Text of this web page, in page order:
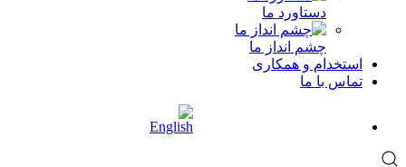
دستاورد ما
چشم انداز ما
استخدام و همکاری
تماس با ما